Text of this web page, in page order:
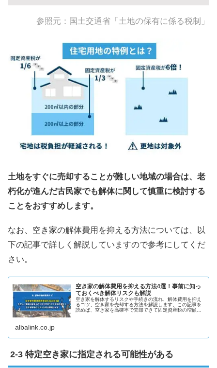
参照元： 国土交通省「土地の保有に係る税制」
土地をすぐに売却することが難しい地域の場合は、老
朽化が進んだ古民家でも解体に関して慎重に検討する
ことをおすすめします。
なお、空き家の解体費用を抑える方法については、以
下の記事で詳しく解説していますので参考にしてくだ
さい。
空き家の解体費用を抑える方法4選！事前に知っ
ておくべき解体リスクも解説
空き家を解体するリスクや手続きの流れ、解体費用を抑え
るコツ、空き家を売却する方法を解説します。この記事を
読めば、空き家を高確率で売却できて固定資産税の増額や
albalink.co.jp
特定空き家に指定される可能性がある